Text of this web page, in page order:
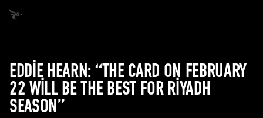
EDDIE HEARN: “THE CARD ON FEBRUARY
22 WILL BE THE BEST FOR RIYADH
SEASON”